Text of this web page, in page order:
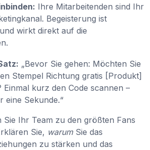
Ihre Mitarbeitenden sind Ihr
Begeisterung ist
wirkt direkt auf die
„Bevor Sie gehen: Möchten Sie
Stempel Richtung gratis [Produkt]
Einmal kurz den Code scannen –
eine Sekunde.“
Sie Ihr Team zu den größten Fans
Sie, warumSie das
zu stärken und das